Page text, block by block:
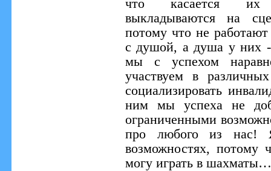
что касается их
выкладываются на
потому что не
с душой, а душа у них
мы с успехом
участвуем в
социализировать
ним мы успеха не
ограниченными
про любого из нас!
возможностях,
могу играть в шахматы…